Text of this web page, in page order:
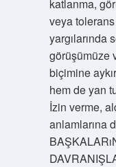
katlanma,
veya
yargılarında
görüşümüze
biçimine
hem de yan
İzin verme,
anlamlarına